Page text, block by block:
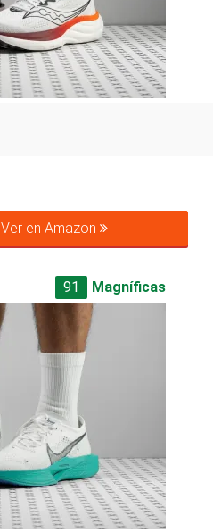
Ver en Amazon
91 Magníficas